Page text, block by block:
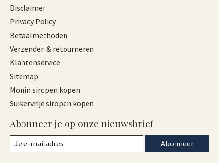
Disclaimer
Privacy Policy
Betaalmethoden
Verzenden & retourneren
Klantenservice
Sitemap
Monin siropen kopen
Suikervrije siropen kopen
Abonneer je op onze nieuwsbrief
Abonneer